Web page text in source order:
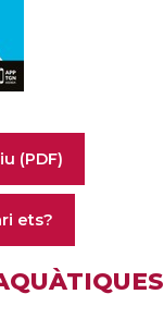
(PDF)
ets?